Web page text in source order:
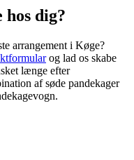
hos dig?
arrangement i Køge?
og lad os skabe
længe efter
af søde pandekager